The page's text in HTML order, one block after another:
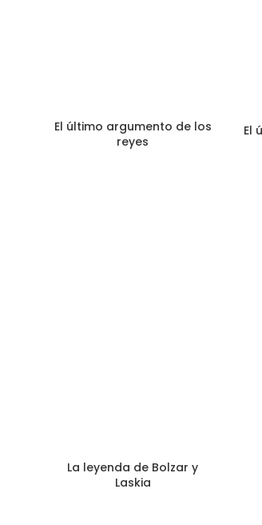
El último argumento de los
reyes
El
La leyenda de Bolzar y
Laskia